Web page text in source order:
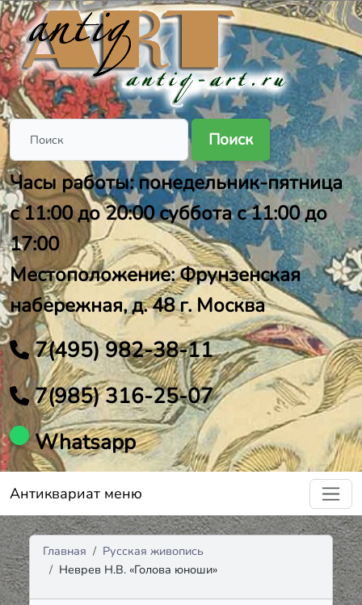
Поиск
Часы работы: понедельник-пятница
с 11:00 до 20:00 суббота с 11:00 до
17:00
Местоположение: Фрунзенская
набережная, д. 48 г. Москва
7(495) 982-38-11
7(985) 316-25-07
Whatsapp
Антиквариат меню
Главная
Русская живопись
Неврев Н.В. «Голова юноши»